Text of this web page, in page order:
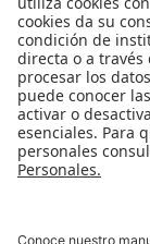
Synthesis
Fermentation of
Meeting 2018,
0)Pittsburgh,
Artículo
(2018)Phage